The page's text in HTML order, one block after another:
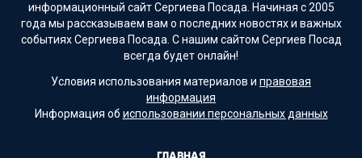
информационный сайт Сергиева Посада. Начиная с 2005
года мы рассказываем вам о последних новостях и важных
событиях Сергиева Посада. С нашим сайтом Сергиев Посад
всегда будет онлайн!
Условия использования материалов и правовая
информация
Информация об использовании персональных данных